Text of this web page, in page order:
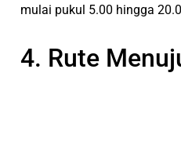
mulai pukul 5.00 hingga
4. Rute